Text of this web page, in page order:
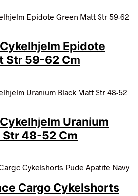
Epidote
Str 59-62 Cm
Uranium
Str 48-52 Cm
Cargo Cykelshorts